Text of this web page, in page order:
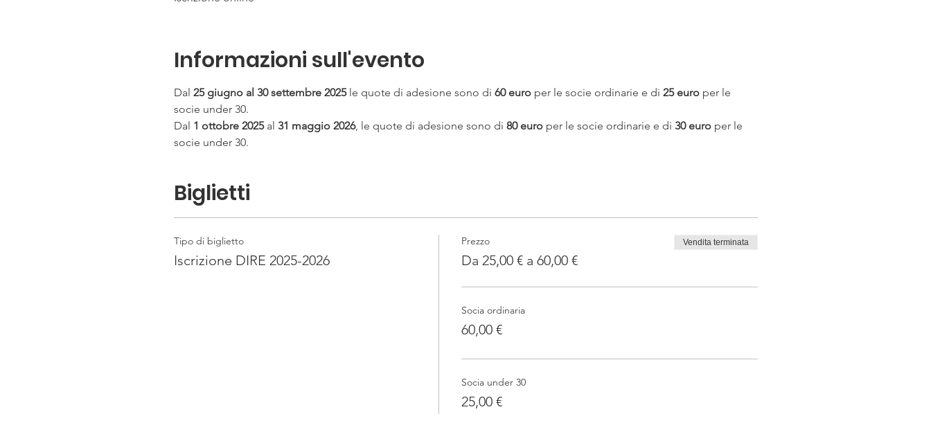
Informazioni sull'evento
Dal 25 giugno al 30 settembre 2025 le quote di adesione sono di 60 euro per le socie ordinarie e di 25 euro per le
socie under 30.
Dal 1 ottobre 2025 al 31 maggio 2026, le quote di adesione sono di 80 euro per le socie ordinarie e di 30 euro per le
socie under 30.
Biglietti
Tipo di biglietto
Iscrizione DIRE 2025-2026
Prezzo
Da 25,00 € a 60,00 €
Vendita terminata
Socia ordinaria
60,00 €
Socia under 30
25,00 €